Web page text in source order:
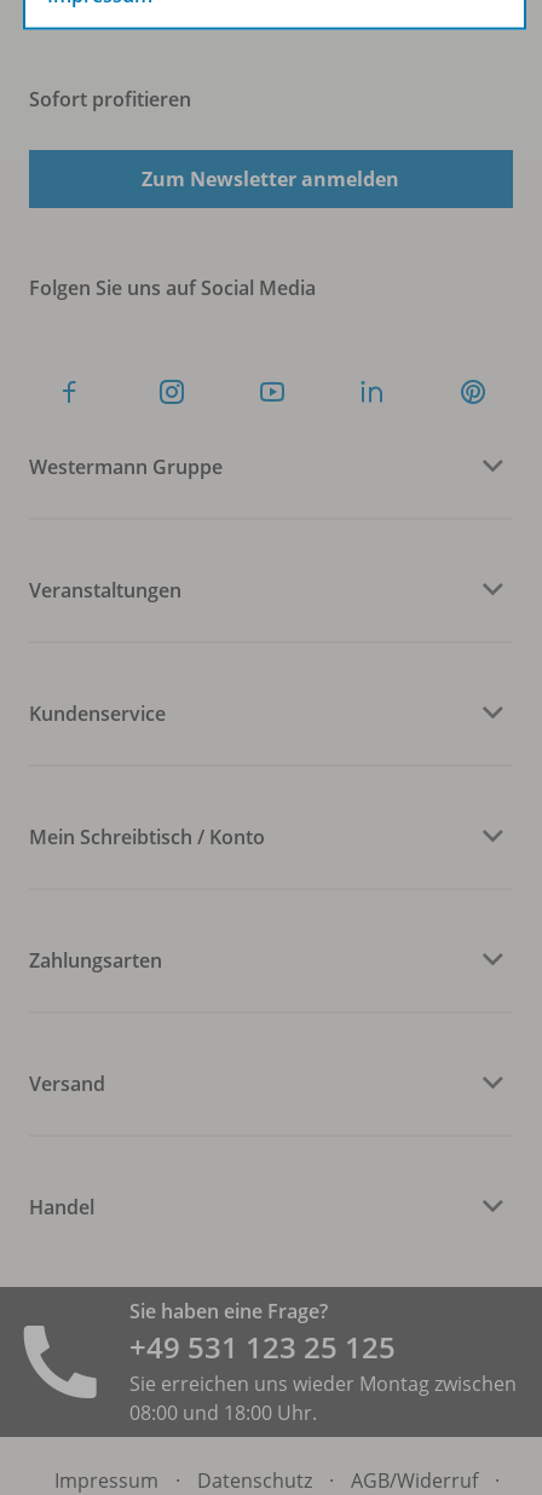
Sofort profitieren
Zum Newsletter anmelden
Folgen Sie uns auf Social Media
Westermann Gruppe
Veranstaltungen
Kundenservice
Mein Schreibtisch / Konto
Zahlungsarten
Versand
Handel
Sie haben eine Frage?
+49 531 ­123 25 125
Sie erreichen uns wieder Montag zwischen
08:00 und 18:00 Uhr.
Impressum · Datenschutz · AGB/Widerruf ·